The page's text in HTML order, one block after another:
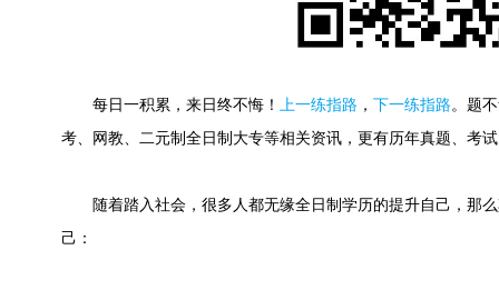
每日一积累，来日终不悔！ 上一练指路 ， 下一练指路。 题
考、网教、二元制全日制大专等相关资讯，更有历年真题、考
随着踏入社会，很多人都无缘全日制学历的提升自己，那么
己：